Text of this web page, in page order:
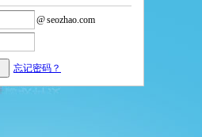
@seozhao.com
忘记密码？